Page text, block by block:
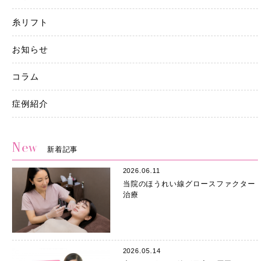
糸リフト
お知らせ
コラム
症例紹介
New 新着記事
2026.06.11
当院のほうれい線グロースファクター
治療
2026.05.14